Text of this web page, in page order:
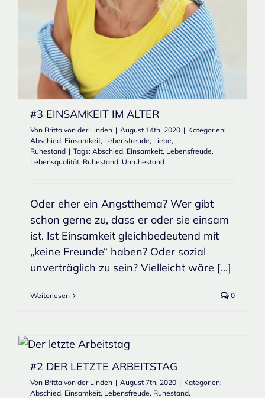
#3 EINSAMKEIT IM ALTER
Von Britta von der Linden | August 14th, 2020 | Kategorien:
Abschied, Einsamkeit, Lebensfreude, Liebe,
Ruhestand | Tags: Abschied, Einsamkeit, Lebensfreude,
Lebensqualität, Ruhestand, Unruhestand
Oder eher ein Angstthema? Wer gibt
schon gerne zu, dass er oder sie einsam
ist. Ist Einsamkeit gleichbedeutend mit
„keine Freunde“ haben? Oder sozial
unverträglich zu sein? Vielleicht wäre [...]
Weiterlesen 0
#2 DER LETZTE ARBEITSTAG
Von Britta von der Linden | August 7th, 2020 | Kategorien:
Abschied, Einsamkeit, Lebensfreude, Ruhestand,